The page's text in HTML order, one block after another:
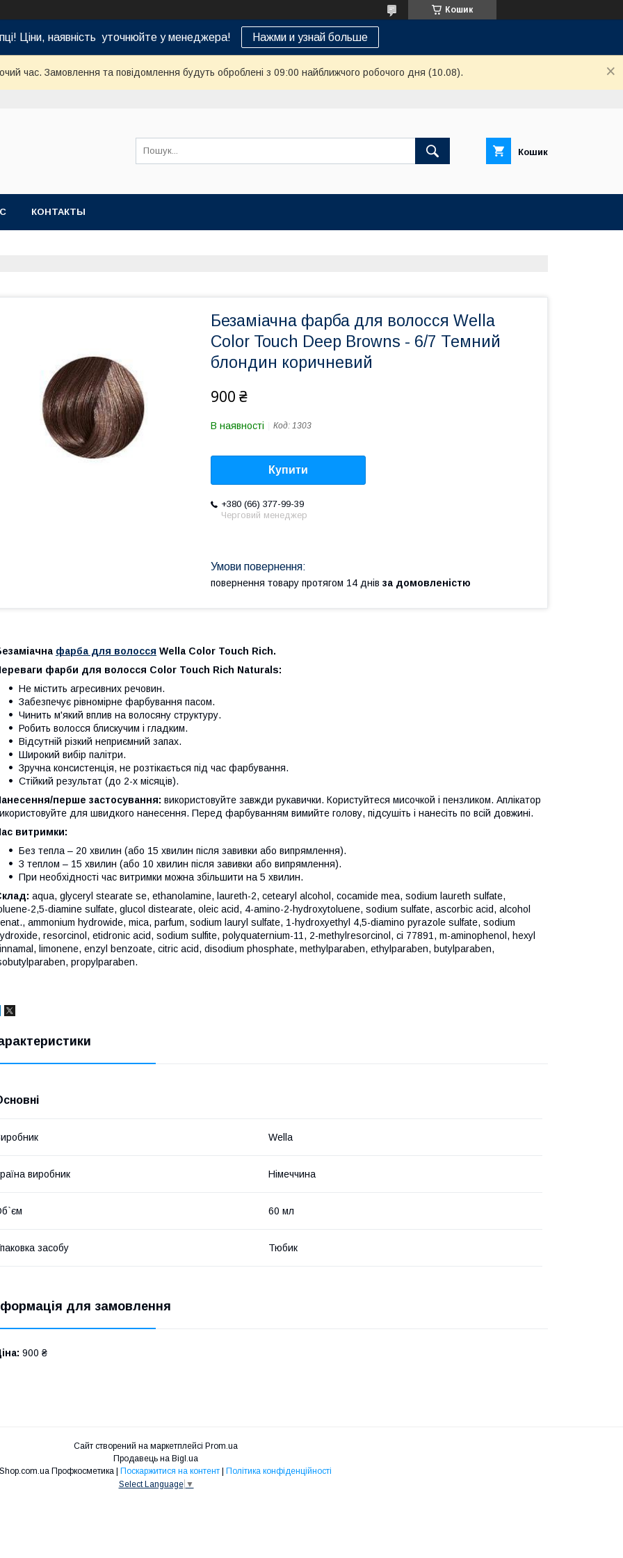
Кошик
Ціни, наявність уточнюйте у менеджера! Нажми и узнай больше
час. Замовлення та повідомлення будуть оброблені з 09:00 найближчого робочого дня (10.08).
Кошик
КОНТАКТЫ
Безаміачна фарба для волосся Wella
Color Touch Deep Browns - 6/7 Темний
блондин коричневий
900 ₴
В наявності Код: 1303
Купити
+380 (66) 377-99-39
Черговий менеджер
повернення товару протягом 14 днів за домовленістю
фарба для волосся Wella Color Touch Rich.
фарби для волосся Color Touch Rich Naturals:
Не містить агресивних речовин.
Забезпечує рівномірне фарбування пасом.
Чинить м'який вплив на волосяну структуру.
Робить волосся блискучим і гладким.
Відсутній різкий неприємний запах.
Широкий вибір палітри.
Зручна консистенція, не розтікається під час фарбування.
Стійкий результат (до 2-х місяців).
перше застосування: використовуйте завжди рукавички. Користуйтеся мисочкой і пензликом. Аплікатор
для швидкого нанесення. Перед фарбуванням вимийте голову, підсушіть і нанесіть по всій довжині.
витримки:
Без тепла – 20 хвилин (або 15 хвилин після завивки або випрямлення).
З теплом – 15 хвилин (або 10 хвилин після завивки або випрямлення).
При необхідності час витримки можна збільшити на 5 хвилин.
aqua, glyceryl stearate se, ethanolamine, laureth-2, cetearyl alcohol, cocamide mea, sodium laureth sulfate,
2,5-diamine sulfate, glucol distearate, oleic acid, 4-amino-2-hydroxytoluene, sodium sulfate, ascorbic acid, alcohol
ammonium hydrowide, mica, parfum, sodium lauryl sulfate, 1-hydroxyethyl 4,5-diamino pyrazole sulfate, sodium
resorcinol, etidronic acid, sodium sulfite, polyquaternium-11, 2-methylresorcinol, ci 77891, m-aminophenol, hexyl
limonene, enzyl benzoate, citric acid, disodium phosphate, methylparaben, ethylparaben, butylparaben,
propylparaben.
Wella
виробник Німеччина
60 мл
засобу Тюбик
для замовлення
900 ₴
Сайт створений на маркетплейсі Prom.ua
Продавець на Bigl.ua
Niko Shop.com.ua Профкосметика | Поскаржитися на контент | Політика конфіденційності
Select Language ▼